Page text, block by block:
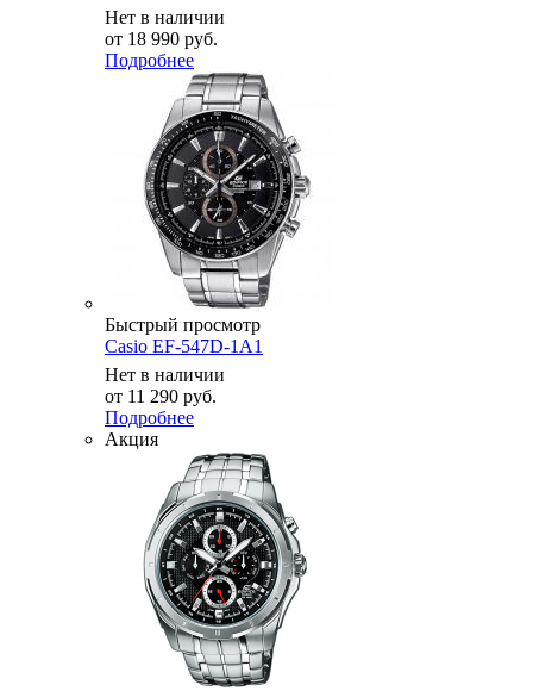
Нет в наличии
от 18 990 руб.
Подробнее
Быстрый просмотр
Casio EF-547D-1A1
Нет в наличии
от 11 290 руб.
Подробнее
Акция